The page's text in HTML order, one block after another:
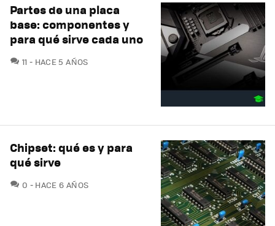
Partes de una placa
base: componentes y
para qué sirve cada uno
11 COMENTARIOS
HACE 5 AÑOS
Chipset: qué es y para
qué sirve
0 COMENTARIOS
HACE 6 AÑOS